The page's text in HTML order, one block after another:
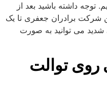
داشته باشید بعد از
برادران جعفری تا یک
می توانید به صورت
توالت